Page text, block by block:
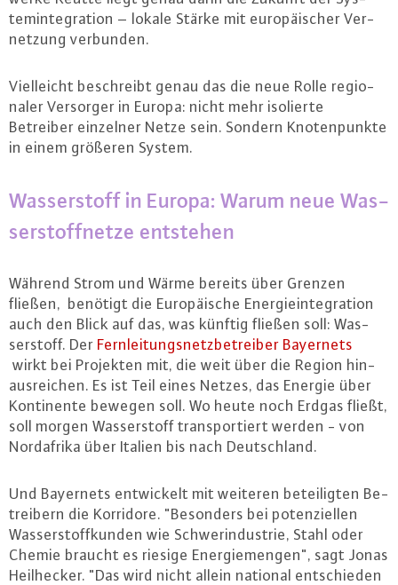
tem­in­te­gra­ti­on – lokale Stärke mit eu­ro­päi­scher Ver­
net­zung verbunden.
Viel­leicht be­schreibt genau das die neue Rolle re­gio­
na­ler Versorger in Europa: nicht mehr isolierte
Betreiber einzelner Netze sein. Sondern Kno­ten­punk­te
in einem größeren System.
Was­ser­stoff in Europa: Warum neue Was­
ser­stoff­net­ze entstehen
Während Strom und Wärme bereits über Grenzen
fließen, benötigt die Eu­ro­päi­sche En­er­gie­in­te­gra­ti­on
auch den Blick auf das, was künftig fließen soll: Was­
ser­stoff. Der Fern­lei­tungs­netz­be­trei­ber Bayernets
wirkt bei Projekten mit, die weit über die Region hin­
aus­rei­chen. Es ist Teil eines Netzes, das Energie über
Kon­ti­nen­te bewegen soll. Wo heute noch Erdgas fließt,
soll morgen Was­ser­stoff trans­por­tiert werden - von
Nord­afri­ka über Italien bis nach Deutsch­land.
Und Bayernets ent­wi­ckelt mit weiteren be­tei­lig­ten Be­
trei­bern die Korridore. "Besonders bei po­ten­zi­el­len
Was­ser­stoff­kun­den wie Schwer­in­dus­trie, Stahl oder
Chemie braucht es riesige En­er­gie­men­gen", sagt Jonas
Heil­he­cker. "Das wird nicht allein national ent­schie­den